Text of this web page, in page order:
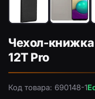
Чехол-книжка
12T Pro
Код товара: 690148-1